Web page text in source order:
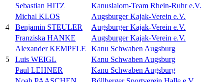
Sebastian HITZ
Kanuslalom-Team Rhein-Ruhr e.V.
4
Michal KLOS
Augsburger Kajak-Verein e.V.
Benjamin STEULER
Augsburger Kajak-Verein e.V.
Franziska HANKE
Augsburger Kajak-Verein e.V.
5
Alexander KEMPFLE
Kanu Schwaben Augsburg
Luis WEIGL
Kanu Schwaben Augsburg
Paul LEHNER
Kanu Schwaben Augsburg